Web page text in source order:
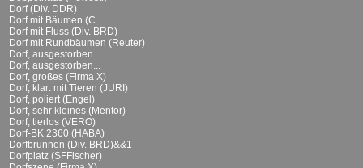
Dorf (Div. DDR)
Dorf mit Bäumen (C....
Dorf mit Fluss (Div. BRD)
Dorf mit Rundbäumen (Reuter)
Dorf, ausgestorben...
Dorf, ausgestorben...
Dorf, großes (Firma X)
Dorf, klar: mit Tieren (JURI)
Dorf, poliert (Engel)
Dorf, sehr kleines (Mentor)
Dorf, tierlos (VERO)
Dorf-BK 2360 (HABA)
Dorfbrunnen (Div. BRD)&&1
Dorfplatz (SFFischer)